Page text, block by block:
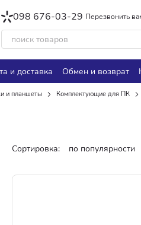
098 676-03-29 Перезвонить
и доставка Обмен и возврат
и планшеты Комплектующие для ПК
Сортировка: по популярности